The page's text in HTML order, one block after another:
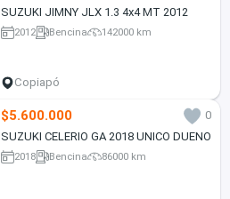
SUZUKI JIMNY JLX 1.3 4x4 MT 2012
2012 Bencina 142000 km
Copiapó
$5.600.000
0
SUZUKI CELERIO GA 2018 UNICO DUENO
2018 Bencina 86000 km